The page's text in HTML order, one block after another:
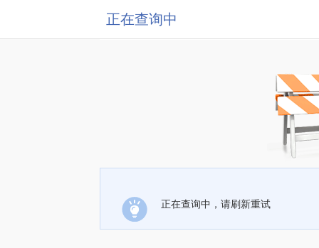
正在查询中
正在查询中，请刷新重试